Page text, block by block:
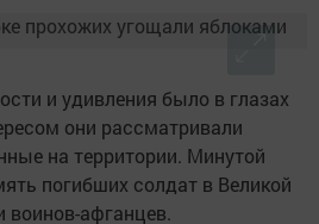
и удивления было в глазах
они рассматривали
на территории. Минутой
погибших солдат в Великой
воинов-афганцев.